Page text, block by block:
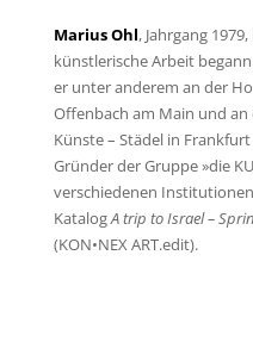
Marius Ohl, Jahrgang
künstlerische Arbeit
er unter anderem an der
Offenbach am Main und
Künste – Städel in
Gründer der Gruppe »die
verschiedenen
KatalogA trip to Israel –
(KON•NEX ART.edit).